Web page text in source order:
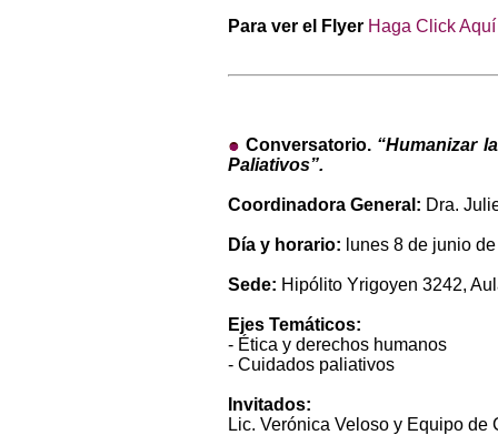
Para ver el Flyer Haga Click Aquí
Conversatorio. “Humanizar
Paliativos”.
Coordinadora General: Dra.
Día y horario: lunes 8 de junio
Sede: Hipólito Yrigoyen 3242,
Ejes Temáticos:
- Ética y derechos humanos
- Cuidados paliativos
Invitados:
Lic. Verónica Veloso y Equipo de